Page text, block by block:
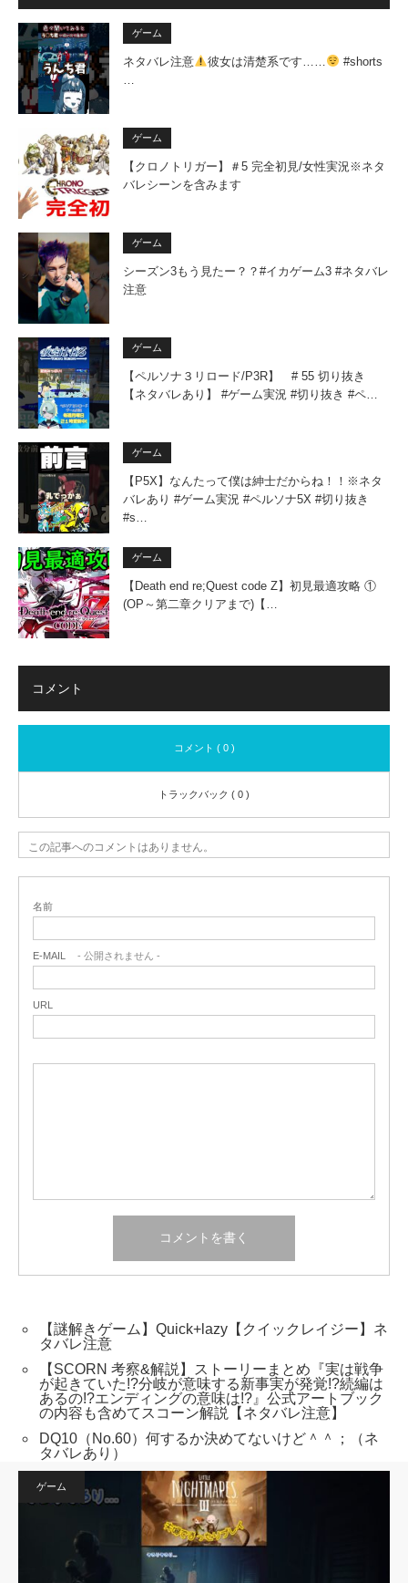
ゲーム
ネタバレ注意 彼女は清楚系です……
#shorts
ゲーム
【クロノトリガー】＃5 完全初見/女性実況※ネタ
バレシーンを含みます
ゲーム
シーズン3もう見たー？？#イカゲーム3 #ネタバレ
注意
ゲーム
【ペルソナ３リロード/P3R】 # 55 切り抜き
【ネタバレあり】 #ゲーム実況 #切り抜き #ペ…
ゲーム
【P5X】なんたって僕は紳士だからね！！※ネタ
バレあり #ゲーム実況 #ペルソナ5X #切り抜き
#s…
ゲーム
【Death end re;Quest code Z】初見最適攻略 ①
(OP～第二章クリアまで)【…
コメント
コメント ( 0 )
トラックバック ( 0 )
この記事へのコメントはありません。
名前
E-MAIL - 公開されません -
URL
【謎解きゲーム】Quick+lazy【クイックレイジー】ネ
タバレ注意
【SCORN 考察&解説】ストーリーまとめ『実は戦争
が起きていた!?分岐が意味する新事実が発覚!?続編は
あるの!?エンディングの意味は!?』公式アートブック
の内容も含めてスコーン解説【ネタバレ注意】
DQ10（No.60）何するか決めてないけど＾＾；（ネ
タバレあり）
ゲーム